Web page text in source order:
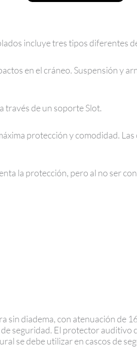
incluye tres tipos diferentes
en el cráneo. Suspensión y
través de un soporte Slot.
protección y comodidad.
la protección, pero al no ser
diadema, con atenuación de
seguridad. El protector
se debe utilizar en cascos de